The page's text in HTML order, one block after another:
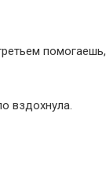
помогаешь,
вздохнула.